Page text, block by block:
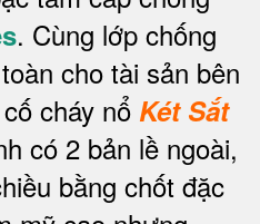
. Cùng lớp chống
cho tài sản bên
cháy nổ Két Sắt
có 2 bản lề ngoài,
bằng chốt đặc